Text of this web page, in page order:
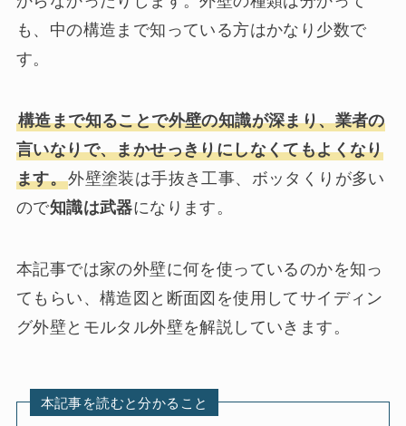
も、中の構造まで知っている方はかなり少数で
す。
構造まで知ることで外壁の知識が深まり、業者の
言いなりで、まかせっきりにしなくてもよくなり
ます。外壁塗装は手抜き工事、ボッタくりが多い
ので知識は武器になります。
本記事では家の外壁に何を使っているのかを知っ
てもらい、構造図と断面図を使用してサイディン
グ外壁とモルタル外壁を解説していきます。
本記事を読むと分かること